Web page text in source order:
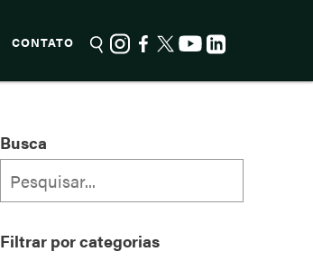
CONTATO
Busca
Filtrar por categorias